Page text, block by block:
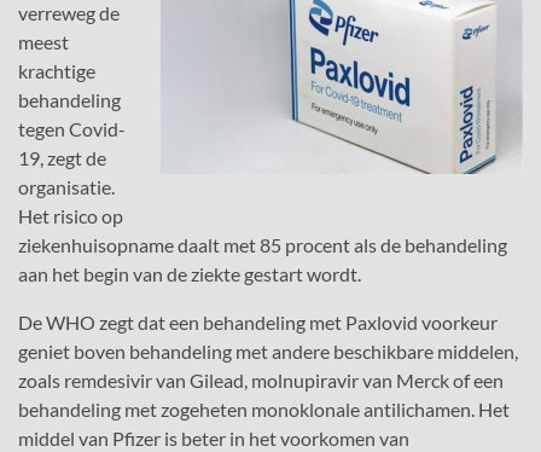
verreweg de
meest
krachtige
behandeling
tegen Covid-
19, zegt de
organisatie.
Het risico op
ziekenhuisopname daalt met 85 procent als de behandeling
aan het begin van de ziekte gestart wordt.
De WHO zegt dat een behandeling met Paxlovid voorkeur
geniet boven behandeling met andere beschikbare middelen,
zoals remdesivir van Gilead, molnupiravir van Merck of een
behandeling met zogeheten monoklonale antilichamen. Het
middel van Pfizer is beter in het voorkomen van